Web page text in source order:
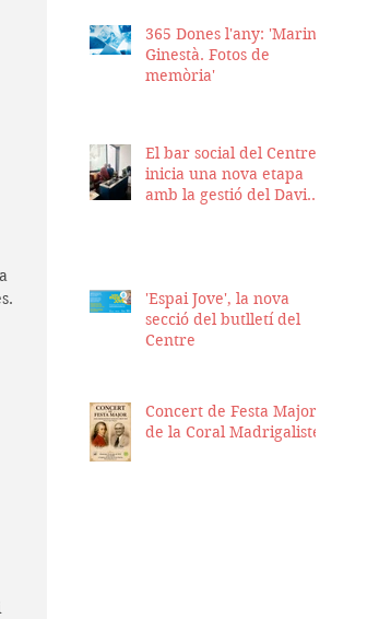
365 Dones l'any: 'Marina
Ginestà. Fotos de
memòria'
El bar social del Centre
inicia una nova etapa
amb la gestió del David
'Espai Jove', la nova
secció del butlletí del
Centre
Concert de Festa Major
de la Coral Madrigalistes